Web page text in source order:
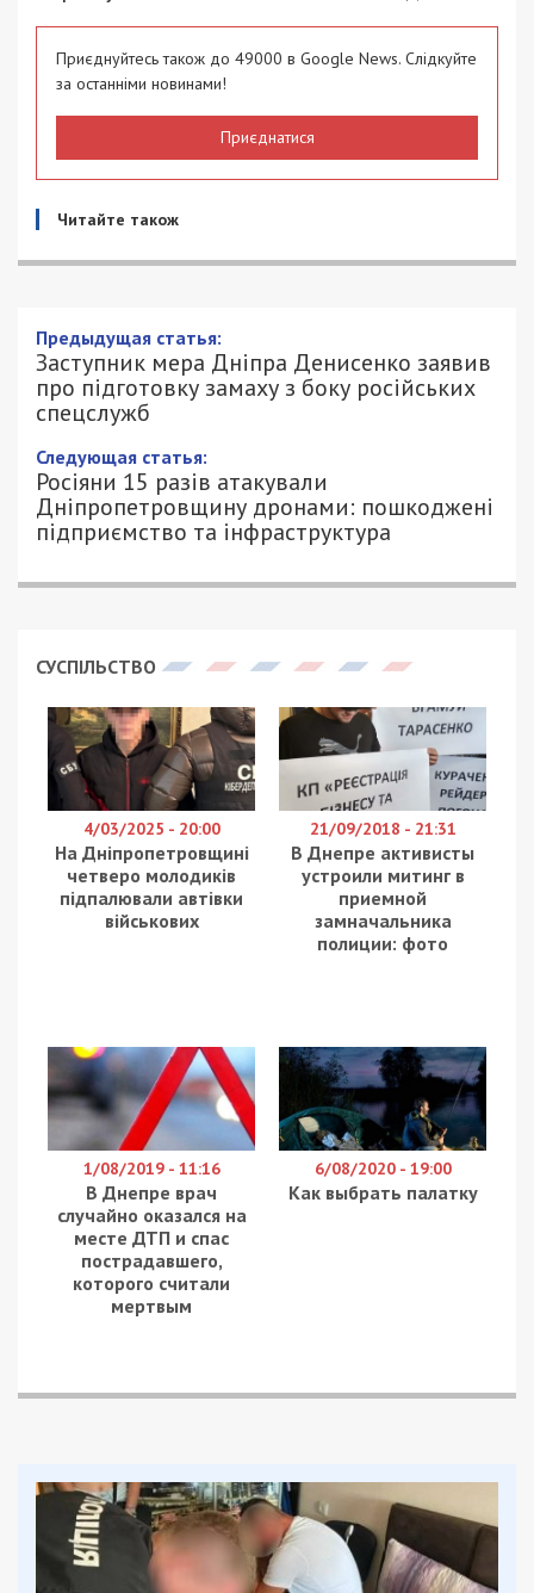
Приєднуйтесь також до 49000 в Google News. Слідкуйте
за останніми новинами!
Приєднатися
Читайте також
Предыдущая статья:
Заступник мера Дніпра Денисенко заявив
про підготовку замаху з боку російських
спецслужб
Следующая статья:
Росіяни 15 разів атакували
Дніпропетровщину дронами: пошкоджені
підприємство та інфраструктура
СУСПІЛЬСТВО
4/03/2025 - 20:00
На Дніпропетровщині
четверо молодиків
підпалювали автівки
військових
21/09/2018 - 21:31
В Днепре активисты
устроили митинг в
приемной
замначальника
полиции: фото
1/08/2019 - 11:16
В Днепре врач
случайно оказался на
месте ДТП и спас
пострадавшего,
которого считали
мертвым
6/08/2020 - 19:00
Как выбрать палатку